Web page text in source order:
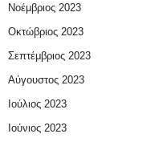
Νοέμβριος 2023
Οκτώβριος 2023
Σεπτέμβριος 2023
Αύγουστος 2023
Ιούλιος 2023
Ιούνιος 2023